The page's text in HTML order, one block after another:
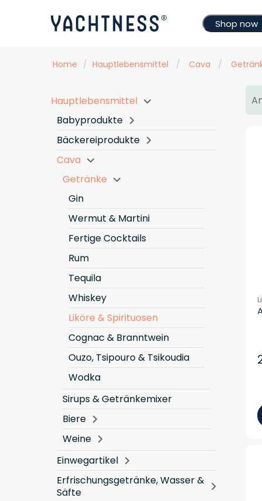
Shop now
Home / Hauptlebensmittel / Cava /
Hauptlebensmittel
Babyprodukte
Bäckereiprodukte
Cava
Getränke
Gin
Wermut & Martini
Fertige Cocktails
Rum
Tequila
Whiskey
Liköre & Spirituosen
Cognac & Branntwein
Ouzo, Tsipouro & Tsikoudia
Wodka
Sirups & Getränkemixer
Biere
Weine
Einwegartikel
Erfrischungsgetränke, Wasser &
Säfte